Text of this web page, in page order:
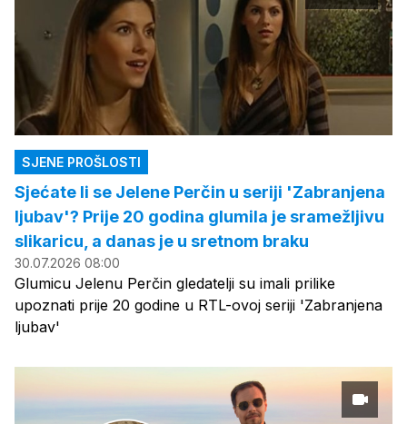
SJENE PROŠLOSTI
Sjećate li se Jelene Perčin u seriji 'Zabranjena
ljubav'? Prije 20 godina glumila je sramežljivu
slikaricu, a danas je u sretnom braku
30.07.2026 08:00
Glumicu Jelenu Perčin gledatelji su imali prilike
upoznati prije 20 godine u RTL-ovoj seriji 'Zabranjena
ljubav'